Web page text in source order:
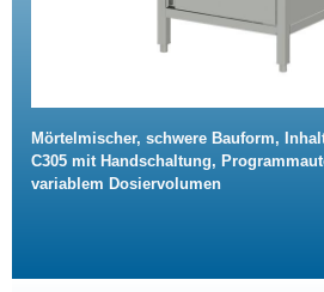
Mörtelmischer, schwere Bauform,
C305 mit Handschaltung,
variablem Dosiervolumen